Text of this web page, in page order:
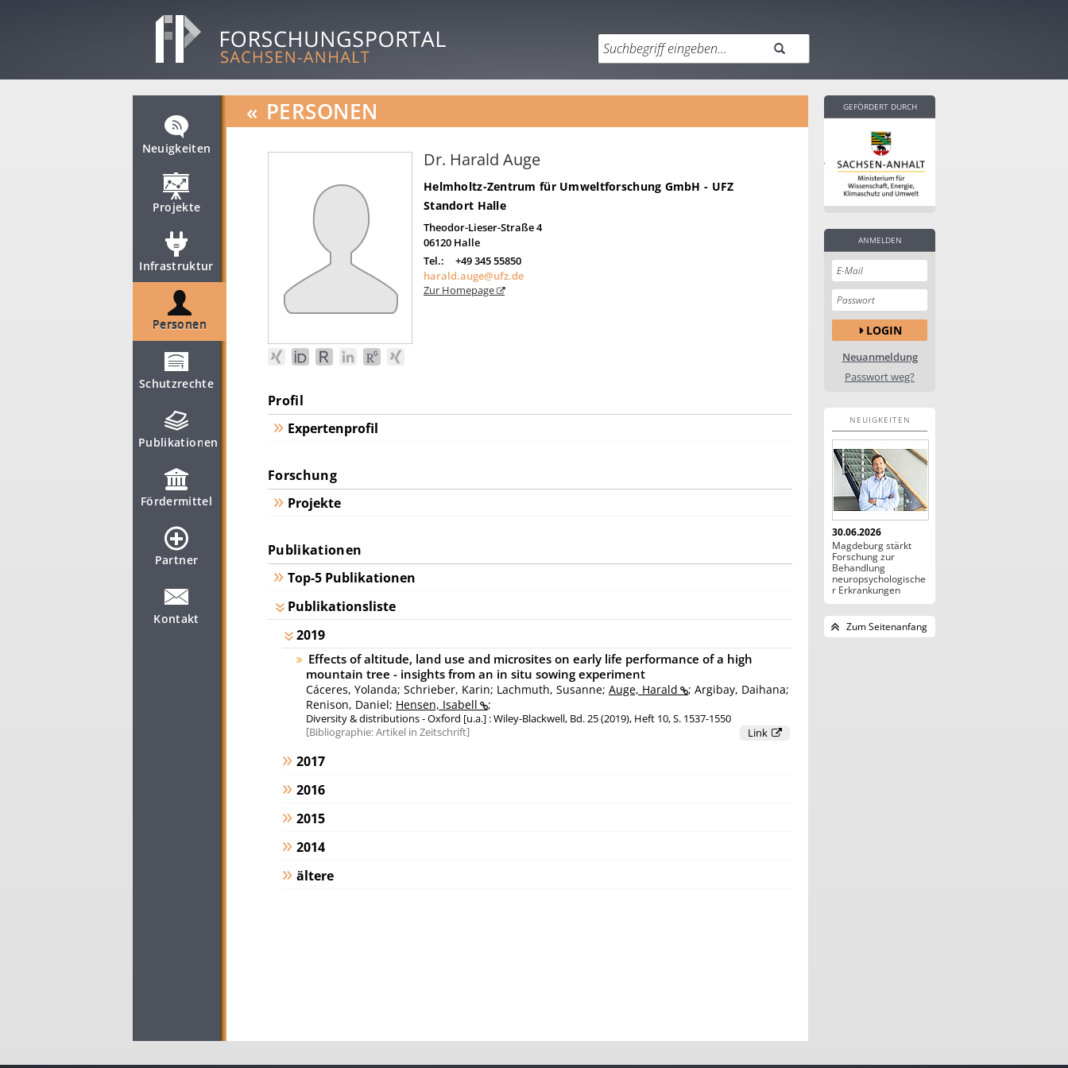
Neuigkeiten
Projekte
Infrastruktur
Personen
Schutzrechte
Publikationen
Fördermittel
Partner
Kontakt
« PERSONEN
Dr. Harald Auge
Helmholtz-Zentrum für Umweltforschung GmbH - UFZ
Standort Halle
Theodor-Lieser-Straße 4
06120 Halle
Tel.:
+49 345 55850
harald.auge@ufz.de
Zur Homepage
Profil
Expertenprofil
Forschung
Projekte
Publikationen
Top-5 Publikationen
Publikationsliste
2019
Effects of altitude, land use and microsites on early life performance of a high
mountain tree - insights from an in situ sowing experiment
Cáceres, Yolanda; Schrieber, Karin; Lachmuth, Susanne; Auge, Harald
; Argibay, Daihana;
Renison, Daniel; Hensen, Isabell ;
Diversity & distributions - Oxford [u.a.] : Wiley-Blackwell, Bd. 25 (2019), Heft 10, S. 1537-1550
Bibliographie:Artikel in Zeitschrift Link
2017
2016
2015
2014
ältere
GEFÖRDERT DURCH
ANMELDEN
LOGIN
Neuanmeldung
Passwort weg?
NEUIGKEITEN
30.06.2026
Magdeburg stärkt
Forschung zur
Behandlung
neuropsychologische
r Erkrankungen
Zum Seitenanfang